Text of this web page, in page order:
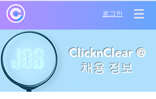
로그인
ClicknClear @
채용 정보